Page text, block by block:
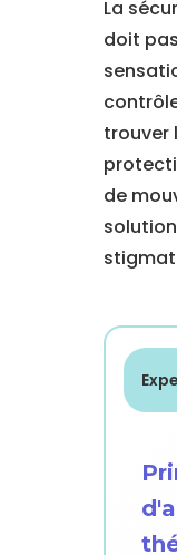
La
doit
trouver
de